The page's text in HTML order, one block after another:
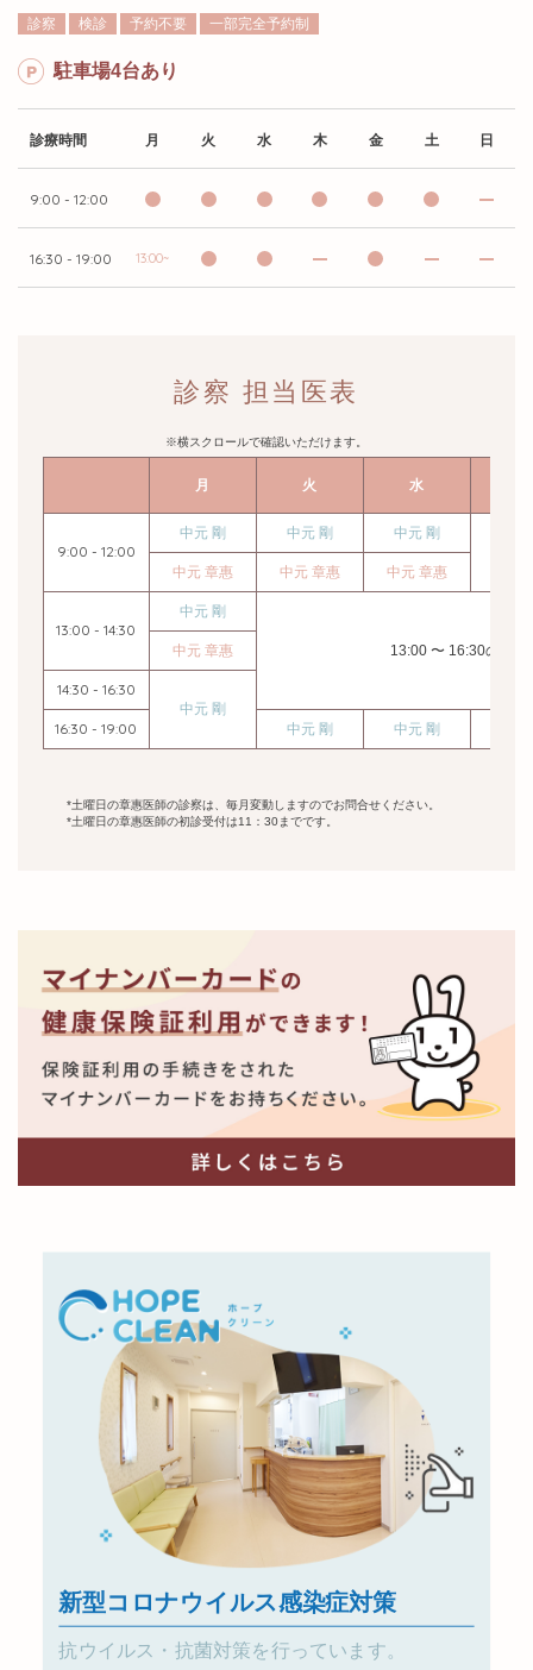
診察 検診 予約不要 一部完全予約制
駐車場4台あり
診療時間 月 火 水 木 金 土 日
9:00 - 12:00
16:30 - 19:00 13:00~
診察 担当医表
※横スクロールで確認いただけます。
月 火 水
9:00 - 12:00
中元 剛 中元 剛
中元 剛
中元 章惠
中元 章惠 中元 章惠
13:00 - 14:30
中元 剛
13:00 〜 16:30の診
中元 章惠
14:30 - 16:30
中元 剛
16:30 - 19:00 中元 剛 中元 剛
*土曜日の章惠医師の診察は、毎月変動しますのでお問合せください。
*土曜日の章惠医師の初診受付は11：30までです。
新型コロナウイルス感染症対策
抗ウイルス・抗菌対策を行っています。